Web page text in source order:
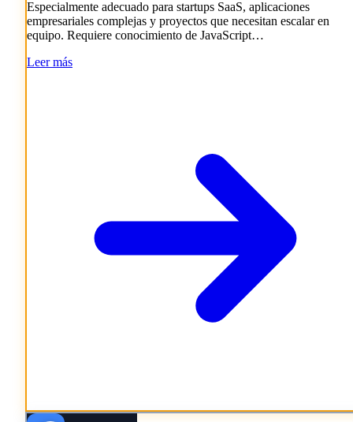
Especialmente adecuado para startups SaaS, aplicaciones
empresariales complejas y proyectos que necesitan escalar en
equipo. Requiere conocimiento de JavaScript…
Leer más